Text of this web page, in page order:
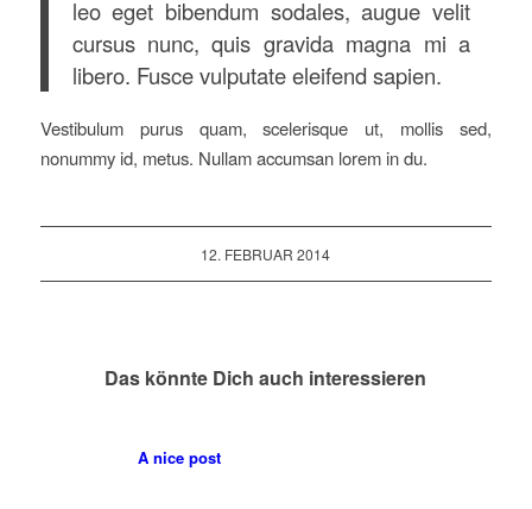
leo eget bibendum sodales, augue velit
cursus nunc, quis gravida magna mi a
libero. Fusce vulputate eleifend sapien.
Vestibulum purus quam, scelerisque ut, mollis sed,
nonummy id, metus. Nullam accumsan lorem in du.
12. FEBRUAR 2014
Das könnte Dich auch interessieren
A nice post